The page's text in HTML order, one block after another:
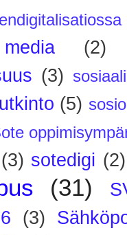
(2)
(3)
(5)
(3) sotedigi (2)
(31)
(3)